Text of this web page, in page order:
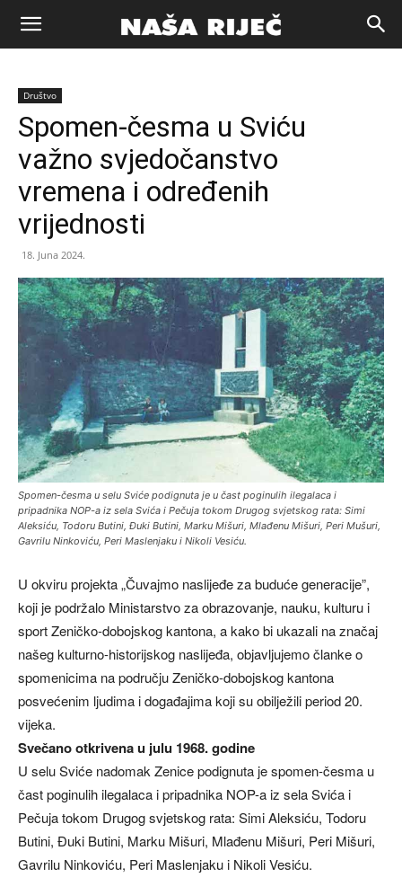
Naša
riječ
Društvo
Spomen-česma u Sviću
važno svjedočanstvo
vremena i određenih
vrijednosti
18. Juna 2024.
Spomen-česma u selu Sviće podignuta je u čast poginulih ilegalaca i
pripadnika NOP-a iz sela Svića i Pečuja tokom Drugog svjetskog rata: Simi
Aleksiću, Todoru Butini, Đuki Butini, Marku Mišuri, Mlađenu Mišuri, Peri Mušuri,
Gavrilu Ninkoviću, Peri Maslenjaku i Nikoli Vesiću.
U okviru projekta „Čuvajmo naslijeđe za buduće generacije”,
koji je podržalo Ministarstvo za obrazovanje, nauku, kulturu i
sport Zeničko-dobojskog kantona, a kako bi ukazali na značaj
našeg kulturno-historijskog naslijeđa, objavljujemo članke o
spomenicima na području Zeničko-dobojskog kantona
posvećenim ljudima i događajima koji su obilježili period 20.
vijeka.
Svečano otkrivena u julu 1968. godine
U selu Sviće nadomak Zenice podignuta je spomen-česma u
čast poginulih ilegalaca i pripadnika NOP-a iz sela Svića i
Pečuja tokom Drugog svjetskog rata: Simi Aleksiću, Todoru
Butini, Đuki Butini, Marku Mišuri, Mlađenu Mišuri, Peri Mišuri,
Gavrilu Ninkoviću, Peri Maslenjaku i Nikoli Vesiću.